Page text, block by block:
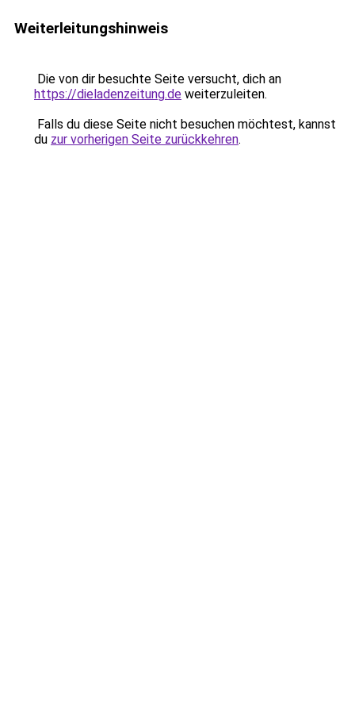
Weiterleitungshinweis
Die von dir besuchte Seite versucht, dich an
https://dieladenzeitung.de weiterzuleiten.
Falls du diese Seite nicht besuchen möchtest, kannst
du zur vorherigen Seite zurückkehren.